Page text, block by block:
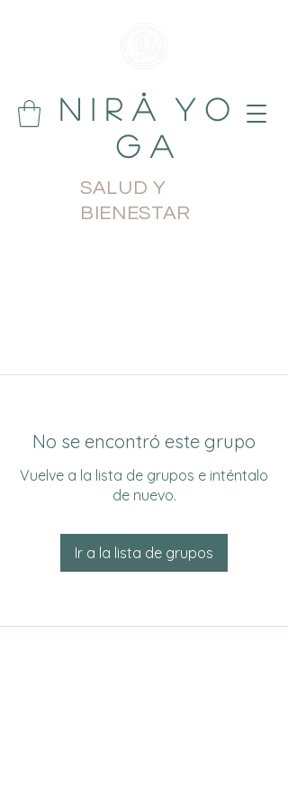
N i r å Y o
g a
SALUD Y
BIENESTAR
No se encontró este grupo
Vuelve a la lista de grupos e inténtalo
de nuevo.
Ir a la lista de grupos